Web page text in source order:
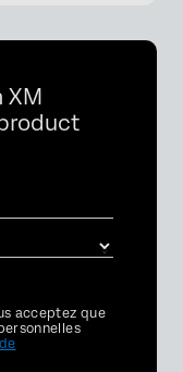
XM
acceptez que